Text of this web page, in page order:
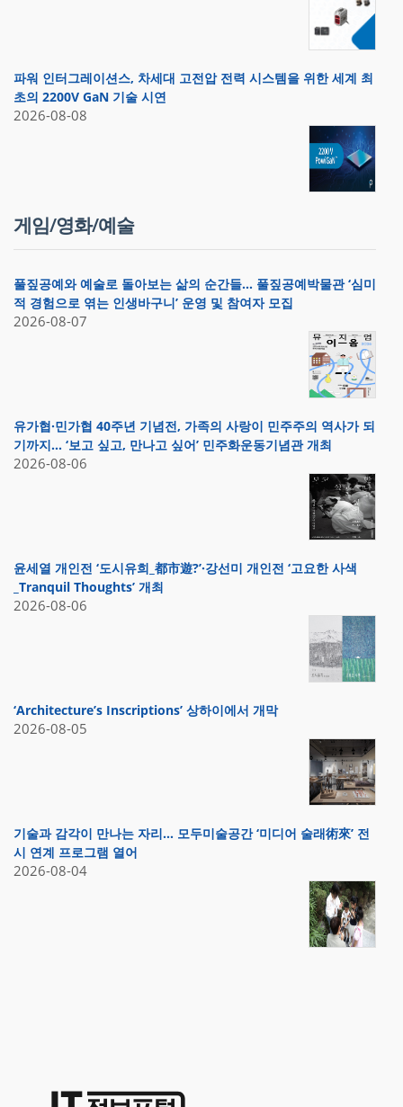
파워 인터그레이션스, 차세대 고전압 전력 시스템을 위한 세계 최
초의 2200V GaN 기술 시연
2026-08-08
게임/영화/예술
풀짚공예와 예술로 돌아보는 삶의 순간들… 풀짚공예박물관 ‘심미
적 경험으로 엮는 인생바구니’ 운영 및 참여자 모집
2026-08-07
유가협·민가협 40주년 기념전, 가족의 사랑이 민주주의 역사가 되
기까지… ‘보고 싶고, 만나고 싶어’ 민주화운동기념관 개최
2026-08-06
윤세열 개인전 ‘도시유희_都市遊?’·강선미 개인전 ‘고요한 사색
_Tranquil Thoughts’ 개최
2026-08-06
‘Architecture’s Inscriptions’ 상하이에서 개막
2026-08-05
기술과 감각이 만나는 자리… 모두미술공간 ‘미디어 술래術來’ 전
시 연계 프로그램 열어
2026-08-04